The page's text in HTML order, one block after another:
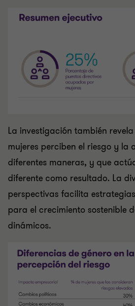
La investigación también
mujeres perciben el riesgo y la
diferentes maneras, y que
diferente como resultado. La
perspectivas facilita
para el crecimiento sostenible
dinámicos.